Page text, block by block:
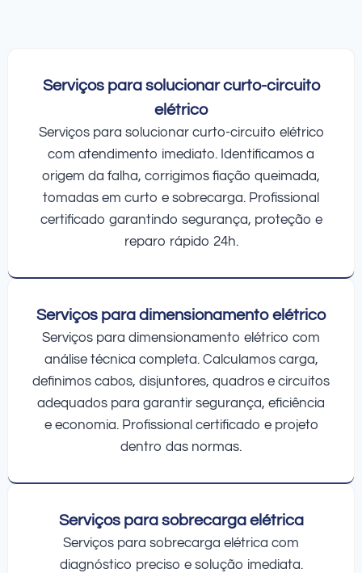
Serviços para solucionar curto-circuito
elétrico
Serviços para solucionar curto-circuito elétrico
com atendimento imediato. Identificamos a
origem da falha, corrigimos fiação queimada,
tomadas em curto e sobrecarga. Profissional
certificado garantindo segurança, proteção e
reparo rápido 24h.
Serviços para dimensionamento elétrico
Serviços para dimensionamento elétrico com
análise técnica completa. Calculamos carga,
definimos cabos, disjuntores, quadros e circuitos
adequados para garantir segurança, eficiência
e economia. Profissional certificado e projeto
dentro das normas.
Serviços para sobrecarga elétrica
Serviços para sobrecarga elétrica com
diagnóstico preciso e solução imediata.